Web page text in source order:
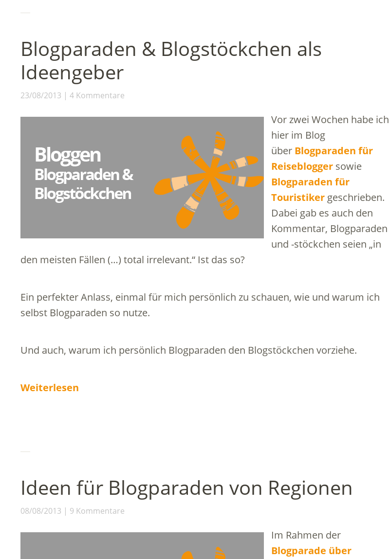
Blogparaden & Blogstöckchen als
Ideengeber
23/08/2013 4 Kommentare
Vor zwei Wochen habe ich
hier im Blog
über Blogparaden für
Reiseblogger sowie
Blogparaden für
Touristiker geschrieben.
Dabei gab es auch den
Kommentar, Blogparaden
und -stöckchen seien „in
den meisten Fällen (…) total irrelevant.“ Ist das so?
Ein perfekter Anlass, einmal für mich persönlich zu schauen, wie und warum ich
selbst Blogparaden so nutze.
Und auch, warum ich persönlich Blogparaden den Blogstöckchen vorziehe.
Weiterlesen
Ideen für Blogparaden von Regionen
08/08/2013 9 Kommentare
Im Rahmen der
Blogparade über